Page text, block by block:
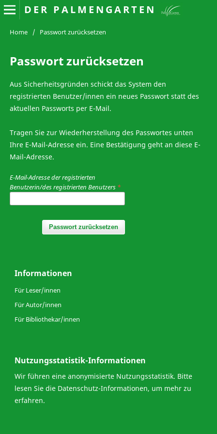
DER PALMENGARTEN
Home / Passwort zurücksetzen
Passwort zurücksetzen
Aus Sicherheitsgründen schickt das System den
registrierten Benutzer/innen ein neues Passwort statt des
aktuellen Passworts per E-Mail.
Tragen Sie zur Wiederherstellung des Passwortes unten
Ihre E-Mail-Adresse ein. Eine Bestätigung geht an diese E-
Mail-Adresse.
E-Mail-Adresse der registrierten
Benutzerin/des registrierten Benutzers *
Passwort zurücksetzen
Informationen
Für Leser/innen
Für Autor/innen
Für Bibliothekar/innen
Nutzungsstatistik-Informationen
Wir führen eine anonymisierte Nutzungsstatistik. Bitte
lesen Sie die Datenschutz-Informationen, um mehr zu
erfahren.